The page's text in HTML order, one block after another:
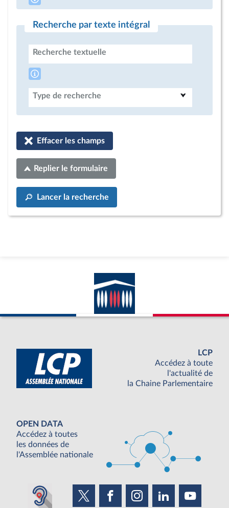
Recherche par texte intégral
Recherche textuelle
Type de recherche
Effacer les champs
Replier le formulaire
Lancer la recherche
LCP
Accédez à toute
l'actualité de
la Chaine Parlementaire
OPEN DATA
Accédez à toutes
les données de
l'Assemblée nationale